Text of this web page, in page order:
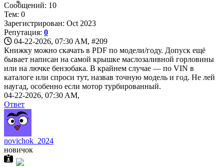
Сообщений: 10
Тем: 0
Зарегистрирован: Oct 2023
Репутация: 0
04-22-2026, 07:30 AM, #209
Книжку можно скачать в PDF по модели/году. Допуск ещё
бывает написан на самой крышке маслозаливной горловины
или на лючке бензобака. В крайнем случае — по VIN в
каталоге или спроси тут, назвав точную модель и год. Не лей
наугад, особенно если мотор турбированный.
04-22-2026, 07:30 AM,
Ответ
novichok_2024
новичок